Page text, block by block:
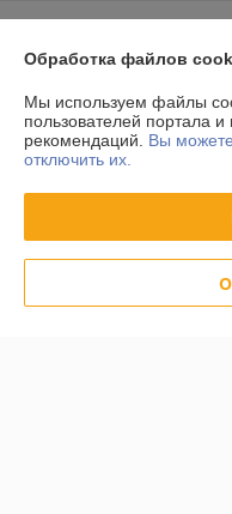
Доставка и оплата
График работы
Полная версия сайта
Политика обработки
Обработка файлов
Мы используем файлы
пользователей портала
рекомендаций. Вы
отключить их.